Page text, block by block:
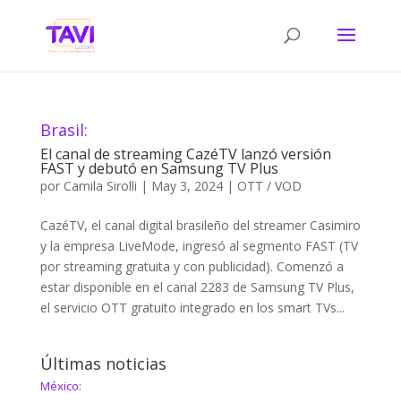
Brasil:
El canal de streaming CazéTV lanzó versión
FAST y debutó en Samsung TV Plus
por Camila Sirolli | May 3, 2024| OTT / VOD
CazéTV, el canal digital brasileño del streamer Casimiro
y la empresa LiveMode, ingresó al segmento FAST (TV
por streaming gratuita y con publicidad). Comenzó a
estar disponible en el canal 2283 de Samsung TV Plus,
el servicio OTT gratuito integrado en los smart TVs...
Últimas noticias
México: